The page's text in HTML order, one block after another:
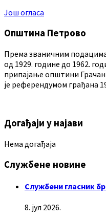
Још огласа
Општина Петрово
Према званичним
од 1929. године до 1962.
припајање општини
је референдумом грађана
Догађаји у најави
Нема догађаја
Службене новине
Службени гласник
8. јул 2026.